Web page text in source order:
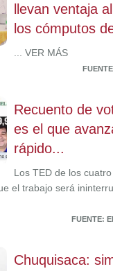
llevan ventaja
los cómputos
... VER MÁS
Recuento de
es el que
rápido...
Los TED de los
el trabajo será
FUENTE:
Chuquisaca: